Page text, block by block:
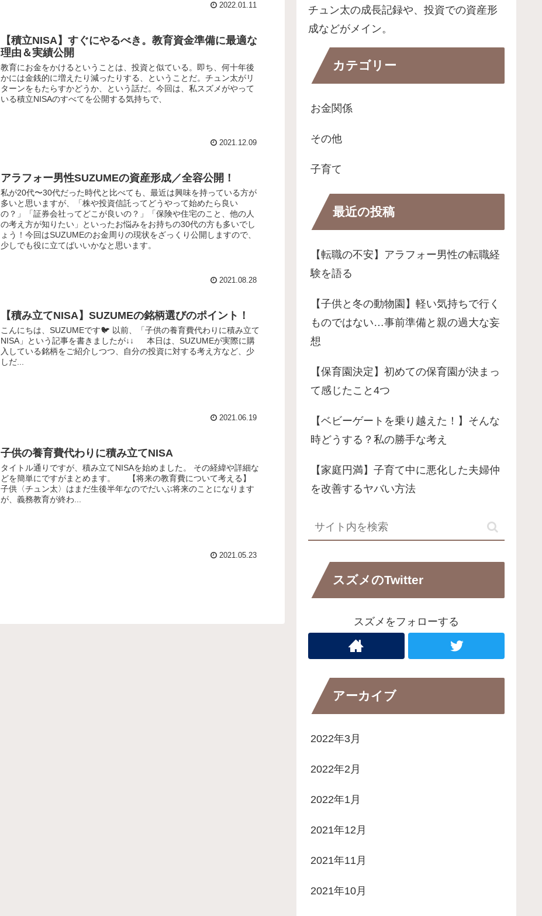
2022.01.11
【積立NISA】すぐにやるべき。教育資金準備に最適な
理由＆実績公開
教育にお金をかけるということは、投資と似ている。即ち、何十年後
かには金銭的に増えたり減ったりする、ということだ。チュン太がリ
ターンをもたらすかどうか、という話だ。今回は、私スズメがやって
いる積立NISAのすべてを公開する気持ちで、
2021.12.09
アラフォー男性SUZUMEの資産形成／全容公開！
私が20代〜30代だった時代と比べても、最近は興味を持っている方が
多いと思いますが、「株や投資信託ってどうやって始めたら良い
の？」「証券会社ってどこが良いの？」「保険や住宅のこと、他の人
の考え方が知りたい」といったお悩みをお持ちの30代の方も多いでし
ょう！今回はSUZUMEのお金周りの現状をざっくり公開しますので、
少しでも役に立てばいいかなと思います。
2021.08.28
【積み立てNISA】SUZUMEの銘柄選びのポイント！
こんにちは、SUZUMEです🐦 以前、「子供の養育費代わりに積み立て
NISA」という記事を書きましたが↓↓ 本日は、SUZUMEが実際に購
入している銘柄をご紹介しつつ、自分の投資に対する考え方など、少
しだ...
2021.06.19
子供の養育費代わりに積み立てNISA
タイトル通りですが、積み立てNISAを始めました。 その経緯や詳細な
どを簡単にですがまとめます。 【将来の教育費について考える】
子供〈チュン太〉はまだ生後半年なのでだいぶ将来のことになります
が、義務教育が終わ...
2021.05.23
チュン太の成長記録や、投資での資産形
成などがメイン。
カテゴリー
お金関係
その他
子育て
最近の投稿
【転職の不安】アラフォー男性の転職経
験を語る
【子供と冬の動物園】軽い気持ちで行く
ものではない…事前準備と親の過大な妄
想
【保育園決定】初めての保育園が決まっ
て感じたこと4つ
【ベビーゲートを乗り越えた！】そんな
時どうする？私の勝手な考え
【家庭円満】子育て中に悪化した夫婦仲
を改善するヤバい方法
スズメのTwitter
スズメをフォローする
アーカイブ
2022年3月
2022年2月
2022年1月
2021年12月
2021年11月
2021年10月